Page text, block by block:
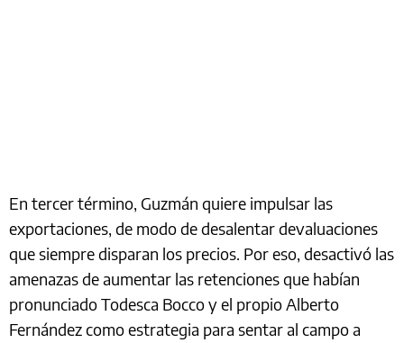
En tercer término, Guzmán quiere impulsar las
exportaciones, de modo de desalentar devaluaciones
que siempre disparan los precios. Por eso, desactivó las
amenazas de aumentar las retenciones que habían
pronunciado Todesca Bocco y el propio Alberto
Fernández como estrategia para sentar al campo a